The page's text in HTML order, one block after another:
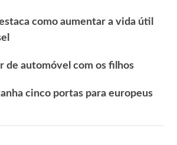
como aumentar a vida útil
de automóvel com os filhos
cinco portas para europeus